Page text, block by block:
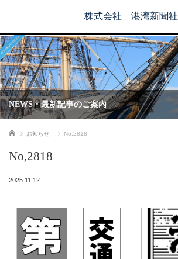
株式会社 港湾新聞社
NEWS・最新記事のご案内
ホーム お知らせ No,2818
No,2818
2025.11.12